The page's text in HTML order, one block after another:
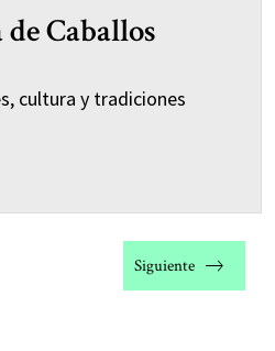
Caballos
cultura y tradiciones
Siguiente